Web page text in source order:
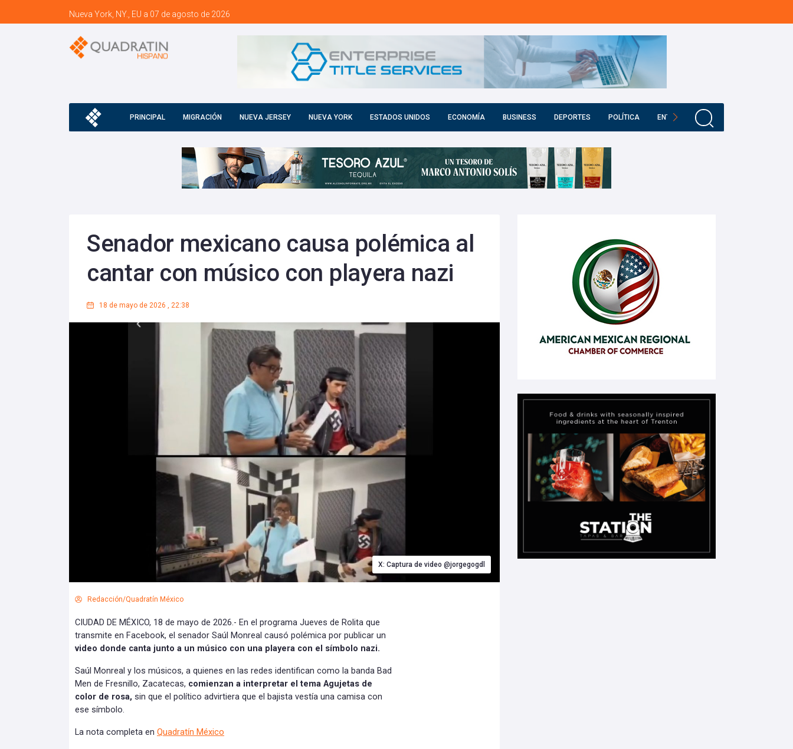
Nueva York, NY., EU a 07 de agosto de 2026
PRINCIPAL MIGRACIÓN NUEVA JERSEY NUEVA YORK ESTADOS UNIDOS ECONOMÍA BUSINESS DEPORTES POLÍTICA ENTRETENIMIENTO
Senador mexicano causa polémica al
cantar con músico con playera nazi
18 de mayo de 2026 , 22:38
X: Captura de video @jorgegogdl
Redacción/Quadratín México
CIUDAD DE MÉXICO, 18 de mayo de 2026.- En el programa Jueves de Rolita que
transmite en Facebook, el senador Saúl Monreal causó polémica por publicar un
video donde canta junto a un músico con una playera con el símbolo nazi.
Saúl Monreal y los músicos, a quienes en las redes identifican como la banda Bad
Men de Fresnillo, Zacatecas, comienzan a interpretar el tema Agujetas de
color de rosa, sin que el político advirtiera que el bajista vestía una camisa con
ese símbolo.
La nota completa en Quadratín México